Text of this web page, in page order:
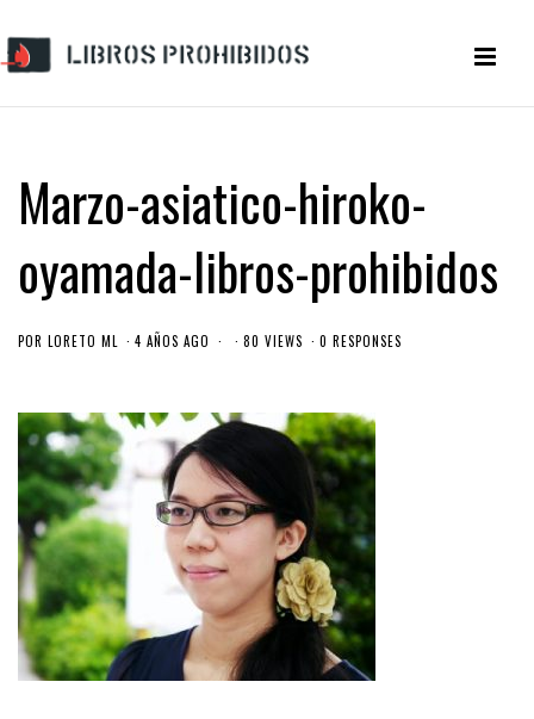
Marzo-asiatico-hiroko-
oyamada-libros-prohibidos
POR LORETO ML 4 AÑOS AGO 80 VIEWS 0 RESPONSES